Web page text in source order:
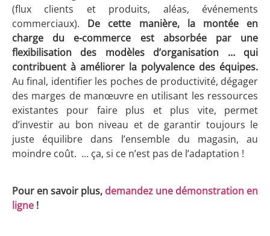
(flux clients et produits, aléas, événements
commerciaux). De cette manière, la montée en
charge du e-commerce est absorbée par une
flexibilisation des modèles d’organisation … qui
contribuent à améliorer la polyvalence des équipes.
Au final, identifier les poches de productivité, dégager
des marges de manœuvre en utilisant les ressources
existantes pour faire plus et plus vite, permet
d’investir au bon niveau et de garantir toujours le
juste équilibre dans l’ensemble du magasin, au
moindre coût. … ça, si ce n’est pas de l’adaptation !
Pour en savoir plus, demandez une démonstration en
ligne !